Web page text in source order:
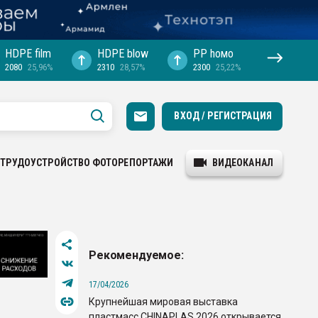
HDPE film
2080 25,96%
HDPE blow
2310 28,57%
PP hомо
2300 25,22%
ВХОД / РЕГИСТРАЦИЯ
ТРУДОУСТРОЙСТВО ФОТОРЕПОРТАЖИ ВИДЕОКАНАЛ
Рекомендуемое:
17/04/2026
Крупнейшая мировая выставка